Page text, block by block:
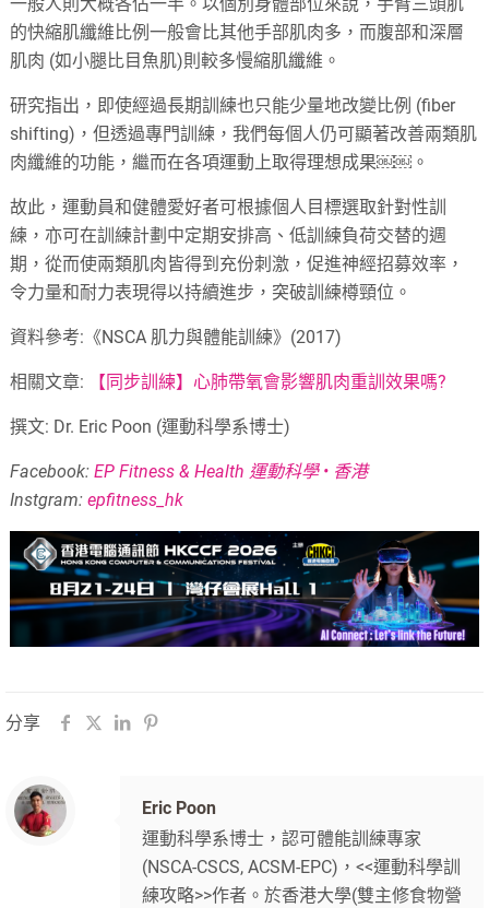
一般人則大概各佔一半。以個別身體部位來說，手臂三頭肌
的快縮肌纖維比例一般會比其他手部肌肉多，而腹部和深層
肌肉 (如小腿比目魚肌)則較多慢縮肌纖維。
研究指出，即使經過長期訓練也只能少量地改變比例 (fiber
shifting)，但透過專門訓練，我們每個人仍可顯著改善兩類肌
肉纖維的功能，繼而在各項運動上取得理想成果￼￼。
故此，運動員和健體愛好者可根據個人目標選取針對性訓
練，亦可在訓練計劃中定期安排高、低訓練負荷交替的週
期，從而使兩類肌肉皆得到充份刺激，促進神經招募效率，
令力量和耐力表現得以持續進步，突破訓練樽頸位。
資料參考:《NSCA 肌力與體能訓練》(2017)
相關文章: 【同步訓練】心肺帶氧會影響肌肉重訓效果嗎?
撰文: Dr. Eric Poon (運動科學系博士)
Facebook:EP Fitness & Health 運動科學 • 香港
Instgram:epfitness_hk
分享
Eric Poon
運動科學系博士，認可體能訓練專家
(NSCA-CSCS, ACSM-EPC)，<<運動科學訓
練攻略>>作者。於香港大學(雙主修食物營